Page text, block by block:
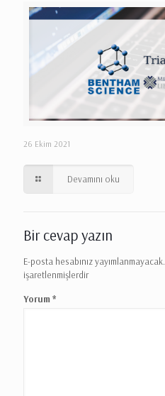
26 Ekim 2021
Devamını oku
Bir cevap yazın
E-posta hesabınız yayımlanmayacak.
işaretlenmişlerdir
Yorum *